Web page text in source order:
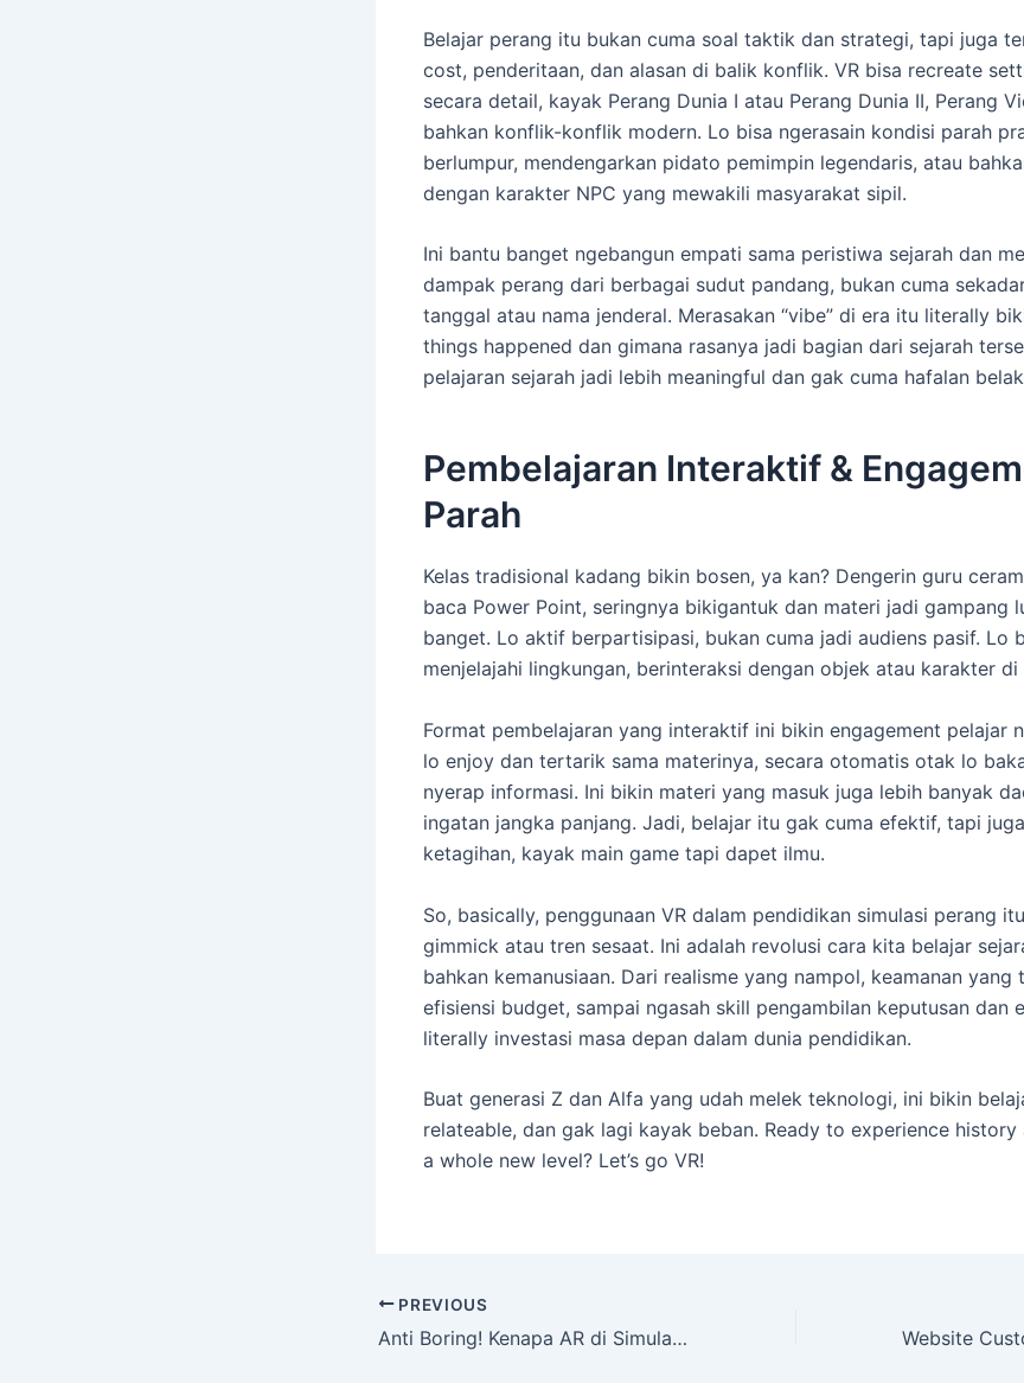
Belajar perang itu bukan cuma soal taktik dan strategi, tapi juga
cost, penderitaan, dan alasan di balik konflik. VR bisa recreate
secara detail, kayak Perang Dunia I atau Perang Dunia II, Perang
bahkan konflik-konflik modern. Lo bisa ngerasain kondisi parah
berlumpur, mendengarkan pidato pemimpin legendaris, atau
dengan karakter NPC yang mewakili masyarakat sipil.
Ini bantu banget ngebangun empati sama peristiwa sejarah dan
dampak perang dari berbagai sudut pandang, bukan cuma
tanggal atau nama jenderal. Merasakan “vibe” di era itu literally
things happened dan gimana rasanya jadi bagian dari sejarah
pelajaran sejarah jadi lebih meaningful dan gak cuma hafalan
Pembelajaran Interaktif &
Parah
Kelas tradisional kadang bikin bosen, ya kan? Dengerin guru
baca Power Point, seringnya bikigantuk dan materi jadi gampang
banget. Lo aktif berpartisipasi, bukan cuma jadi audiens pasif. Lo
menjelajahi lingkungan, berinteraksi dengan objek atau karakter di
Format pembelajaran yang interaktif ini bikin engagement pelajar
lo enjoy dan tertarik sama materinya, secara otomatis otak lo
nyerap informasi. Ini bikin materi yang masuk juga lebih banyak
ingatan jangka panjang. Jadi, belajar itu gak cuma efektif, tapi
ketagihan, kayak main game tapi dapet ilmu.
So, basically, penggunaan VR dalam pendidikan simulasi perang
gimmick atau tren sesaat. Ini adalah revolusi cara kita belajar
bahkan kemanusiaan. Dari realisme yang nampol, keamanan yang
efisiensi budget, sampai ngasah skill pengambilan keputusan dan
literally investasi masa depan dalam dunia pendidikan.
Buat generasi Z dan Alfa yang udah melek teknologi, ini bikin
relateable, dan gak lagi kayak beban. Ready to experience
a whole new level? Let’s go VR!
PREVIOUS
Anti Boring! Kenapa AR di Simulasi Perang Bikin Pendidikan Makin Auto Keren & Nambah Skill?